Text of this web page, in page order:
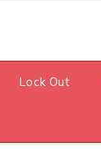
Lock Out